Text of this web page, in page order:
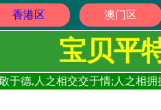
香港区 澳门区
宝贝平
于德,人之相交交于情;人之相